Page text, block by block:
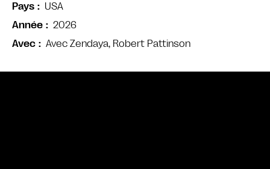
Avec Avec Zendaya, Robert Pattinson
Pays
USA
Année
2026